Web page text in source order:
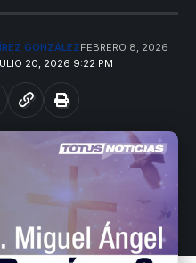
20, 2026 9:22 PM
GONZÁLEZFEBRERO 8, 2026